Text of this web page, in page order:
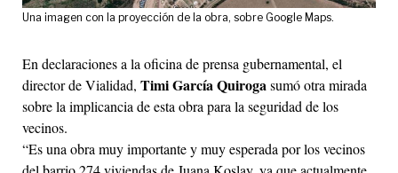
Una imagen con la proyección de la obra, sobre Google Maps.
En declaraciones a la oficina de prensa gubernamental, el
director de Vialidad, Timi García Quirogasumó otra mirada
sobre la implicancia de esta obra para la seguridad de los
vecinos.
“Es una obra muy importante y muy esperada por los vecinos